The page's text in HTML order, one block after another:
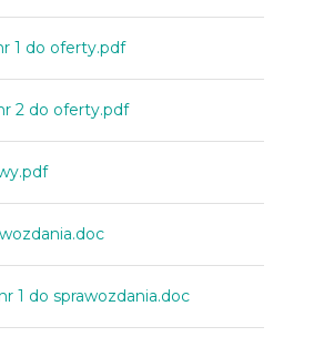
1 do oferty.pdf
2 do oferty.pdf
1 do sprawozdania.doc